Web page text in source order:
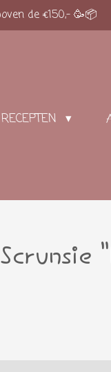
de €150,- 🥳📦
RECEPTEN